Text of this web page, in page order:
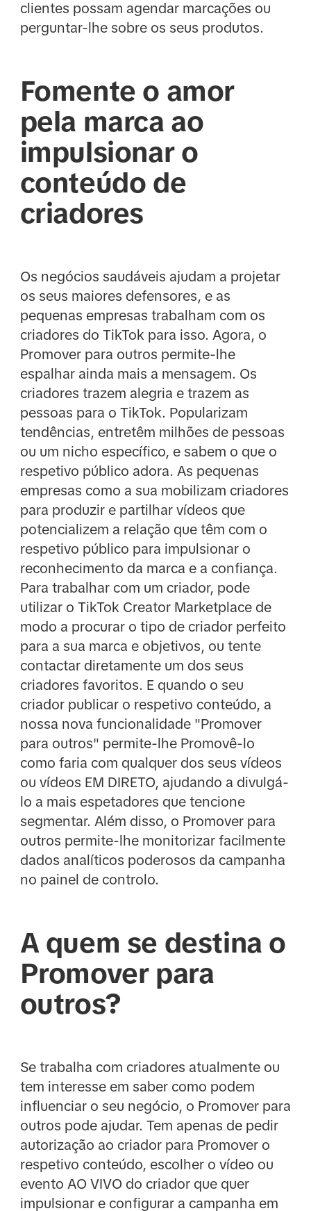
clientes possam agendar marcações ou
perguntar-lhe sobre os seus produtos.
Fomente o amor
pela marca ao
impulsionar o
conteúdo de
criadores
Os negócios saudáveis ajudam a projetar
os seus maiores defensores, e as
pequenas empresas trabalham com os
criadores do TikTok para isso. Agora, o
Promover para outros permite-lhe
espalhar ainda mais a mensagem. Os
criadores trazem alegria e trazem as
pessoas para o TikTok. Popularizam
tendências, entretêm milhões de pessoas
ou um nicho específico, e sabem o que o
respetivo público adora. As pequenas
empresas como a sua mobilizam criadores
para produzir e partilhar vídeos que
potencializem a relação que têm com o
respetivo público para impulsionar o
reconhecimento da marca e a confiança.
Para trabalhar com um criador, pode
utilizar o TikTok Creator Marketplace de
modo a procurar o tipo de criador perfeito
para a sua marca e objetivos, ou tente
contactar diretamente um dos seus
criadores favoritos. E quando o seu
criador publicar o respetivo conteúdo, a
nossa nova funcionalidade "Promover
para outros" permite-lhe Promovê-lo
como faria com qualquer dos seus vídeos
ou vídeos EM DIRETO, ajudando a divulgá-
lo a mais espetadores que tencione
segmentar. Além disso, o Promover para
outros permite-lhe monitorizar facilmente
dados analíticos poderosos da campanha
no painel de controlo.
A quem se destina o
Promover para
outros?
Se trabalha com criadores atualmente ou
tem interesse em saber como podem
influenciar o seu negócio, o Promover para
outros pode ajudar. Tem apenas de pedir
autorização ao criador para Promover o
respetivo conteúdo, escolher o vídeo ou
evento AO VIVO do criador que quer
impulsionar e configurar a campanha em